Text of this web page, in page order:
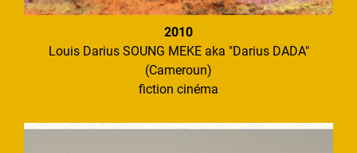
2010
Louis Darius SOUNG MEKE aka "Darius DADA"
(Cameroun)
fiction cinéma